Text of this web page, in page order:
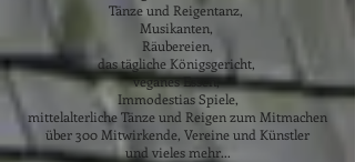
Tänze und Reigentanz,
Musikanten,
Räubereien,
das tägliche Königsgericht,
veganes Essen,
Immodestias Spiele,
mittelalterliche Tänze und Reigen zum Mitmachen
über 300 Mitwirkende, Vereine und Künstler
und vieles mehr...